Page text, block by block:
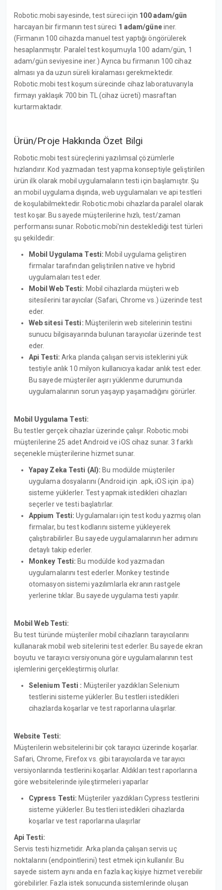
Robotic.mobi sayesinde, test süreci için 100 adam/gün
harcayan bir firmanın test süreci 1 adam/güneiner.
(Firmanın 100 cihazda manuel test yaptığı öngörülerek
hesaplanmıştır. Paralel test koşumuyla 100 adam/gün, 1
adam/gün seviyesine iner.) Ayrıca bu firmanın 100 cihaz
alması ya da uzun süreli kiralaması gerekmektedir.
Robotic.mobi test koşum sürecinde cihaz laboratuvarıyla
firmayı yaklaşık 700 bin TL (cihaz ücreti) masraftan
kurtarmaktadır.
Ürün/Proje Hakkında Özet Bilgi
Robotic.mobi test süreçlerini yazılımsal çözümlerle
hızlandırır. Kod yazmadan test yapma konseptiyle geliştirilen
ürün ilk olarak mobil uygulamaların testi için başlamıştır. Şu
an mobil uygulama dışında, web uygulamaları ve api testleri
de koşulabilmektedir. Robotic.mobi cihazlarda paralel olarak
test koşar. Bu sayede müşterilerine hızlı, test/zaman
performansı sunar. Robotic.mobi'nin desteklediği test türleri
şu şekildedir:
Mobil Uygulama Testi: Mobil uygulama geliştiren
firmalar tarafından geliştirilen native ve hybrid
uygulamaları test eder.
Mobil Web Testi: Mobil cihazlarda müşteri web
sitesilerini tarayıcılar (Safari, Chrome vs.) üzerinde test
eder.
Web sitesi Testi: Müşterilerin web sitelerinin testini
sunucu bilgisayarında bulunan tarayıcılar üzerinde test
eder.
Api Testi: Arka planda çalışan servis isteklerini yük
testiyle anlık 10 milyon kullanıcıya kadar anlık test eder.
Bu sayede müşteriler aşırı yüklenme durumunda
uygulamalarının sorun yaşayıp yaşamadığını görürler.
Mobil Uygulama Testi:
Bu testler gerçek cihazlar üzerinde çalışır. Robotic.mobi
müşterilerine 25 adet Android ve iOS cihaz sunar. 3 farklı
seçenekle müşterilerine hizmet sunar.
Yapay Zeka Testi (AI): Bu modülde müşteriler
uygulama dosyalarını (Android için .apk, iOS için .ipa)
sisteme yüklerler. Test yapmak istedikleri cihazları
seçerler ve testi başlatırlar.
Appium Testi:Uygulamaları için test kodu yazmış olan
firmalar, bu test kodlarını sisteme yükleyerek
çalıştırabilirler. Bu sayede uygulamalarının her adımını
detaylı takip ederler.
Monkey Testi: Bu modülde kod yazmadan
uygulamalarını test ederler. Monkey testinde
otomasyon sistemi yazılımlarla ekranın rastgele
yerlerine tıklar. Bu sayede uygulama testi yapılır.
Mobil Web Testi:
Bu test türünde müşteriler mobil cihazların tarayıcılarını
kullanarak mobil web sitelerini test ederler. Bu sayede ekran
boyutu ve tarayıcı versiyonuna göre uygulamalarının test
işlemlerini gerçekleştirmiş olurlar.
Selenium Testi : Müşteriler yazdıkları Selenium
testlerini sisteme yüklerler. Bu testleri istedikleri
cihazlarda koşarlar ve test raporlarına ulaşırlar.
Website Testi:
Müşterilerin websitelerini bir çok tarayıcı üzerinde koşarlar.
Safari, Chrome, Firefox vs. gibi tarayıcılarda ve tarayıcı
versiyonlarında testlerini koşarlar. Aldıkları test raporlarına
göre websitelerinde iyileştirmeleri yaparlar
Cypress Testi: Müşteriler yazdıkları Cypress testlerini
sisteme yüklerler. Bu testleri istedikleri cihazlarda
koşarlar ve test raporlarına ulaşırlar
Api Testi:
Servis testi hizmetidir. Arka planda çalışan servis uç
noktalarını (endpointlerini) test etmek için kullanılır. Bu
sayede sistem aynı anda en fazla kaç kişiye hizmet verebilir
görebilirler. Fazla istek sonucunda sistemlerinde oluşan